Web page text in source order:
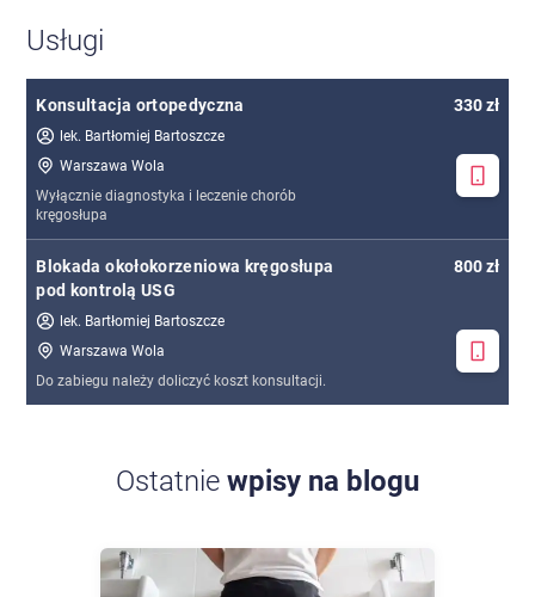
Usługi
Konsultacja ortopedyczna
Wyłącznie diagnostyka i leczenie chorób
kręgosłupa
330 zł
lek. Bartłomiej Bartoszcze
Warszawa Wola
Blokada okołokorzeniowa kręgosłupa
pod kontrolą USG
Do zabiegu należy doliczyć koszt konsultacji.
800 zł
lek. Bartłomiej Bartoszcze
Warszawa Wola
Ostatnie wpisy na blogu